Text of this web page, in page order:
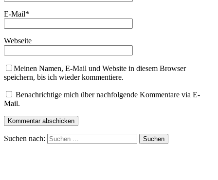
E-Mail*
Webseite
Meinen Namen, E-Mail und Website in diesem Browser
speichern, bis ich wieder kommentiere.
Benachrichtige mich über nachfolgende Kommentare via E-
Mail.
Suchen nach: